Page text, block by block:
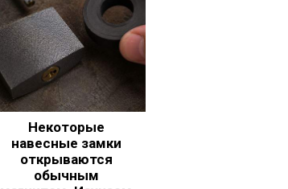
Некоторые
навесные замки
открываются
обычным